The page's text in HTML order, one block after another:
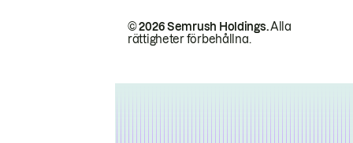
© 2026 Semrush Holdings.Alla
rättigheter förbehållna.